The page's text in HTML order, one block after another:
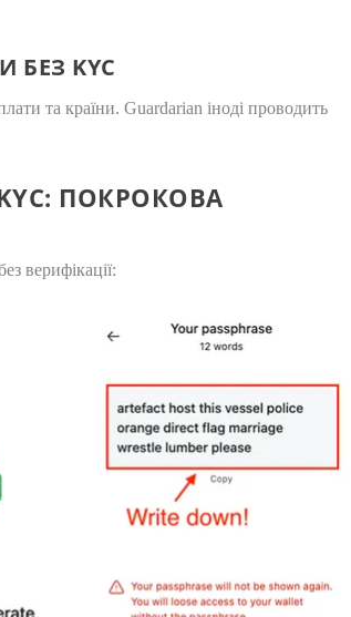
KYC
та країни. Guardarian іноді проводить
ПОКРОКОВА
верифікації: